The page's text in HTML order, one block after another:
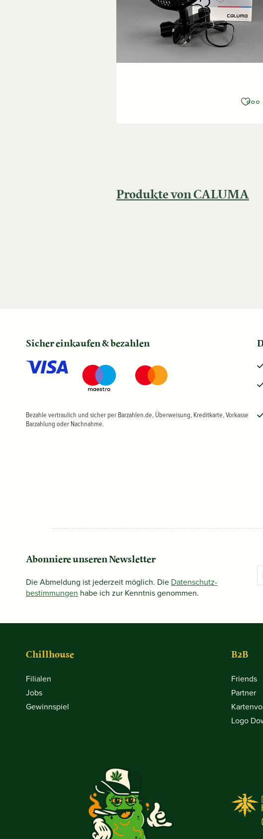
Produkte von CALUMA
Sicher einkaufen & bezahlen
Bezahle vertraulich und sicher per Barzahlen.de, Überweisung, Kreditkarte, Vorkasse
Barzahlung oder Nachnahme.
Abonniere unseren Newsletter
Die Abmeldung ist jederzeit möglich. Die Datenschutz­
bestimmungen habe ich zur Kenntnis genommen.
Chillhouse
Filialen
Jobs
Gewinnspiel
B2B
Friends
Partner
Logo